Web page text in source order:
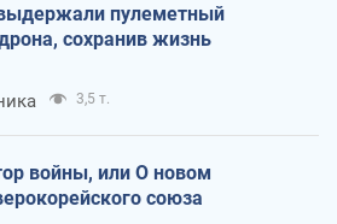
пулеметный
сохранив жизнь
3,5 т.
войны, или О новом
союза